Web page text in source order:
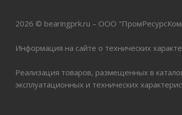
2026 © bearingprk.ru – ООО
Информация на сайте о технических
Реализация товаров, размещенных в
эксплуатационных и технических